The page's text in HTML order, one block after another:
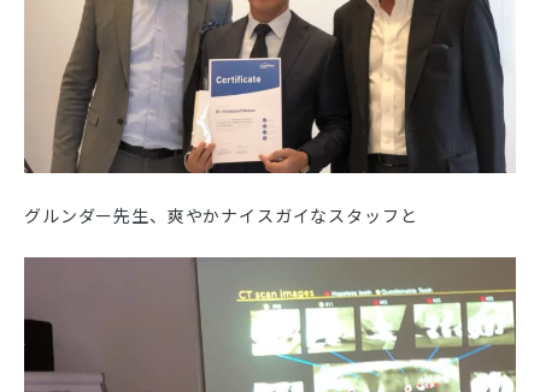
グルンダー先生、爽やかナイスガイなスタッフと